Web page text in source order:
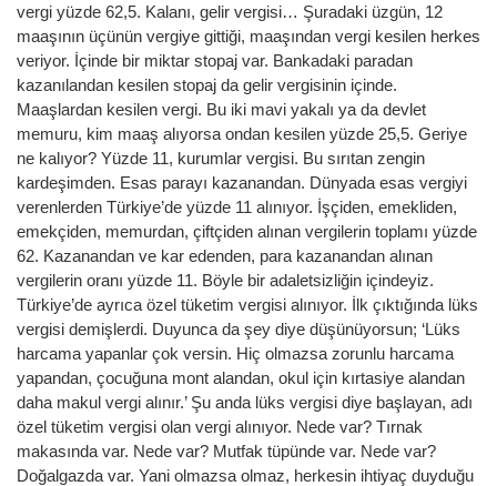
vergi yüzde 62,5. Kalanı, gelir vergisi… Şuradaki üzgün, 12
maaşının üçünün vergiye gittiği, maaşından vergi kesilen herkes
veriyor. İçinde bir miktar stopaj var. Bankadaki paradan
kazanılandan kesilen stopaj da gelir vergisinin içinde.
Maaşlardan kesilen vergi. Bu iki mavi yakalı ya da devlet
memuru, kim maaş alıyorsa ondan kesilen yüzde 25,5. Geriye
ne kalıyor? Yüzde 11, kurumlar vergisi. Bu sırıtan zengin
kardeşimden. Esas parayı kazanandan. Dünyada esas vergiyi
verenlerden Türkiye’de yüzde 11 alınıyor. İşçiden, emekliden,
emekçiden, memurdan, çiftçiden alınan vergilerin toplamı yüzde
62. Kazanandan ve kar edenden, para kazanandan alınan
vergilerin oranı yüzde 11. Böyle bir adaletsizliğin içindeyiz.
Türkiye’de ayrıca özel tüketim vergisi alınıyor. İlk çıktığında lüks
vergisi demişlerdi. Duyunca da şey diye düşünüyorsun; ‘Lüks
harcama yapanlar çok versin. Hiç olmazsa zorunlu harcama
yapandan, çocuğuna mont alandan, okul için kırtasiye alandan
daha makul vergi alınır.’ Şu anda lüks vergisi diye başlayan, adı
özel tüketim vergisi olan vergi alınıyor. Nede var? Tırnak
makasında var. Nede var? Mutfak tüpünde var. Nede var?
Doğalgazda var. Yani olmazsa olmaz, herkesin ihtiyaç duyduğu